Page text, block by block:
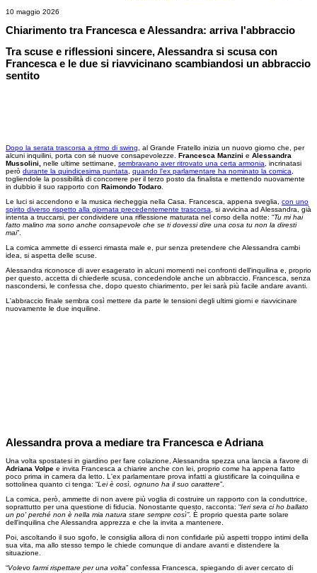
10 maggio 2026
Chiarimento tra Francesca e Alessandra: arriva l'abbraccio
Tra scuse e riflessioni sincere, Alessandra si scusa con
Francesca e le due si riavvicinano scambiandosi un abbraccio
sentito
Dopo la serata trascorsa a ritmo di swing, al Grande Fratello inizia un nuovo giorno che, per
alcuni inquilini, porta con sé nuove consapevolezze. Francesca Manzini e Alessandra
Mussolini, nelle ultime settimane, sembravano aver ritrovato una certa armonia, incrinatasi
però durante la quindicesima puntata, quando l'ex parlamentare ha nominato la comica,
togliendole la possibilità di concorrere per il terzo posto da finalista e mettendo nuovamente
in dubbio il suo rapporto con Raimondo Todaro.
Le luci si accendono e la musica riecheggia nella Casa. Francesca, appena sveglia, con uno
spirito diverso rispetto alla giornata precedentemente trascorsa, si avvicina ad Alessandra, già
intenta a truccarsi, per condividere una riflessione maturata nel corso della notte: “Tu mi hai
fatto malino ma sono anche consapevole che se ti dovessi dire una cosa tu non la diresti
mai”.
La comica ammette di esserci rimasta male e, pur senza pretendere che Alessandra cambi
idea, si aspetta delle scuse.
Alessandra riconosce di aver esagerato in alcuni momenti nei confronti dell'inquilina e, proprio
per questo, accetta di chiederle scusa, concedendole anche un abbraccio. Francesca, senza
nascondersi, le confessa che, dopo questo chiarimento, per lei sarà più facile andare avanti.
L'abbraccio finale sembra così mettere da parte le tensioni degli ultimi giorni e riavvicinare
nuovamente le due inquiline.
Alessandra prova a mediare tra Francesca e Adriana
Una volta spostatesi in giardino per fare colazione, Alessandra spezza una lancia a favore di
Adriana Volpe e invita Francesca a chiarire anche con lei, proprio come ha appena fatto
poco prima in camera da letto. L'ex parlamentare prova infatti a giustificare la coinquilina e
sottolinea quanto ci tenga: “Lei è così, ognuno ha il suo carattere”.
La comica, però, ammette di non avere più voglia di costruire un rapporto con la conduttrice,
soprattutto per una questione di fiducia. Nonostante questo, racconta: “Ieri sera ci ho ballato
un po' perché non è nella mia natura stare sempre così”. È proprio questa parte solare
dell'inquilina che Alessandra apprezza e che la invita a mantenere.
Poi, ascoltando il suo sgofo, le consiglia allora di non confidarle più aspetti troppo intimi della
sua vita, ma allo stesso tempo le chiede comunque di andare avanti e distendere la
situazione.
“Volevo farmi rispettare per una volta” confessa Francesca, spiegando di aver cercato di